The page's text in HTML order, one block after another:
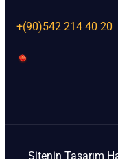
+(90)542 214 40 20
Sitenin Tasarım